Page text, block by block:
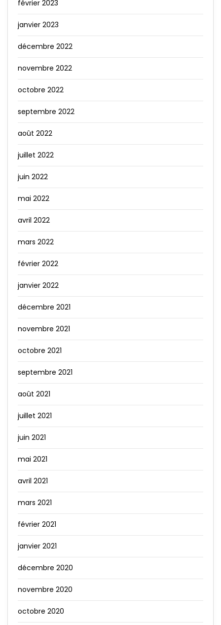
février 2023
janvier 2023
décembre 2022
novembre 2022
octobre 2022
septembre 2022
août 2022
juillet 2022
juin 2022
mai 2022
avril 2022
mars 2022
février 2022
janvier 2022
décembre 2021
novembre 2021
octobre 2021
septembre 2021
août 2021
juillet 2021
juin 2021
mai 2021
avril 2021
mars 2021
février 2021
janvier 2021
décembre 2020
novembre 2020
octobre 2020